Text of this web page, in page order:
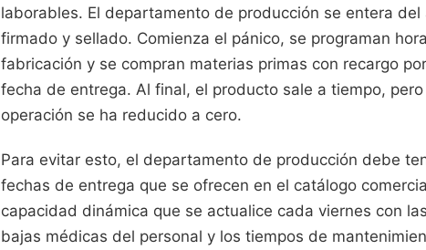
laborables. El departamento de producción se entera
firmado y sellado. Comienza el pánico, se programan
fabricación y se compran materias primas con recargo
fecha de entrega. Al final, el producto sale a tiempo,
operación se ha reducido a cero.
Para evitar esto, el departamento de producción debe
fechas de entrega que se ofrecen en el catálogo
capacidad dinámica que se actualice cada viernes con
bajas médicas del personal y los tiempos de